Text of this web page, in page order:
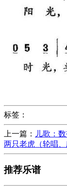
标签：
上一篇： 儿歌：
两只老虎（轮唱、
推荐乐谱